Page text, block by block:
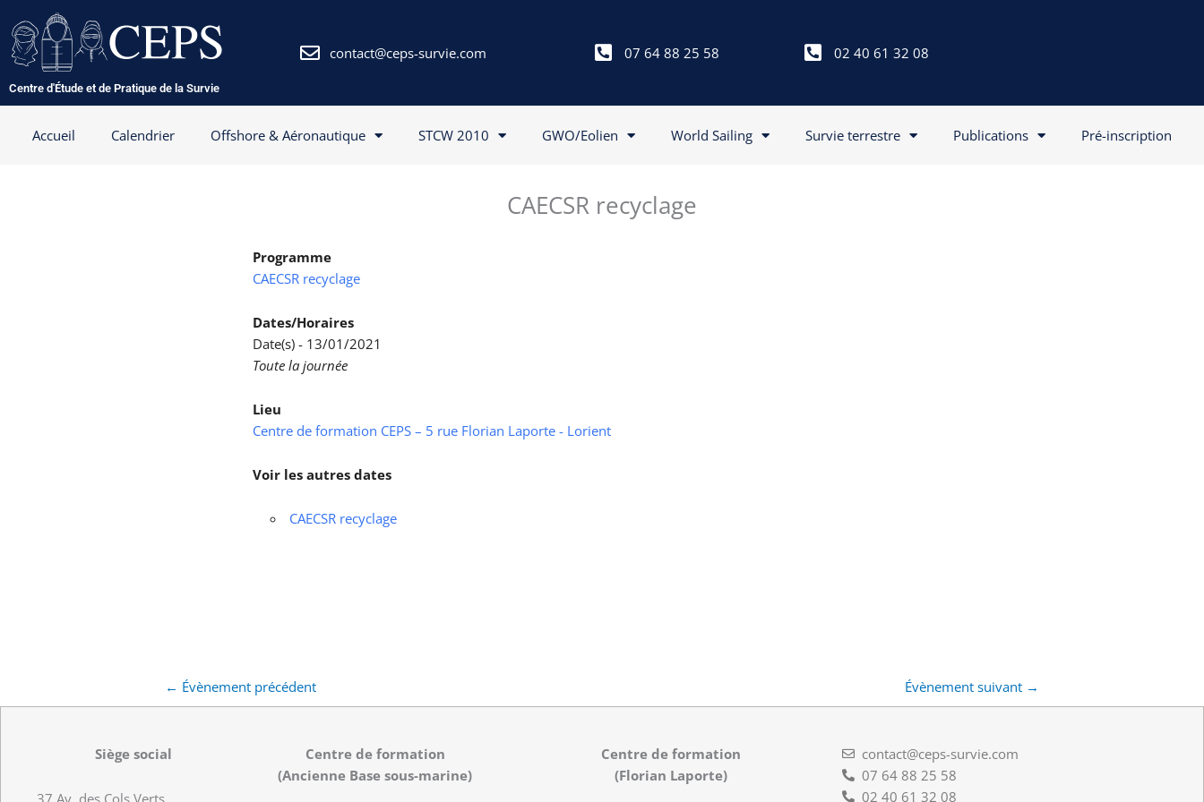
au
contenu
Centre d'Étude et de Pratique de la Survie
contact@ceps-survie.com 07 64 88 25 58 02 40 61 32 08
Accueil Calendrier Offshore & Aéronautique STCW 2010 GWO/Eolien World Sailing Survie terrestre Publications Pré-inscription
CAECSR recyclage
Programme
CAECSR recyclage
Dates/Horaires
Date(s) - 13/01/2021
Toute la journée
Lieu
Centre de formation CEPS – 5 rue Florian Laporte - Lorient
Voir les autres dates
CAECSR recyclage
← Évènement précédent Évènement suivant →
Siège social
Centre de formation
(Ancienne Base sous-marine)
Centre de formation
(Florian Laporte)
contact@ceps-survie.com
07 64 88 25 58
02 40 61 32 08